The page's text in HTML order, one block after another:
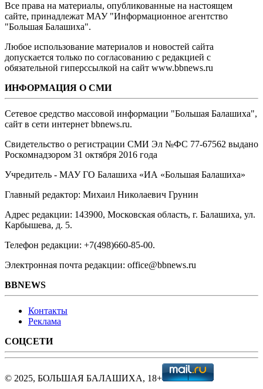
Все права на материалы, опубликованные на настоящем
сайте, принадлежат МАУ "Информационное агентство
"Большая Балашиха".
Любое использование материалов и новостей сайта
допускается только по согласованию с редакцией с
обязательной гиперссылкой на сайт www.bbnews.ru
ИНФОРМАЦИЯ О СМИ
Сетевое средство массовой информации "Большая Балашиха",
сайт в сети интернет bbnews.ru.
Свидетельство о регистрации СМИ Эл №ФС ‎77-67562 выдано
Роскомнадзором 31 октября 2016 года
Учредитель - МАУ ГО Балашиха «ИА «Большая Балашиха»
Главный редактор: Михаил Николаевич Грунин
Адрес редакции: 143900, Московская область, г. Балашиха, ул.
Карбышева, д. 5.
Телефон редакции: +7(498)660-85-00.
Электронная почта редакции: office@bbnews.ru
BBNEWS
Контакты
Реклама
СОЦСЕТИ
© 2025, БОЛЬШАЯ БАЛАШИХА, 18+